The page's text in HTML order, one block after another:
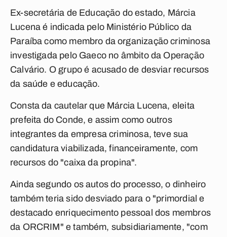
Ex-secretária de Educação do estado, Márcia
Lucena é indicada pelo Ministério Público da
Paraíba como membro da organização criminosa
investigada pelo Gaeco no âmbito da Operação
Calvário. O grupo é acusado de desviar recursos
da saúde e educação.
Consta da cautelar que Márcia Lucena, eleita
prefeita do Conde, e assim como outros
integrantes da empresa criminosa, teve sua
candidatura viabilizada, financeiramente, com
recursos do "caixa da propina".
Ainda segundo os autos do processo, o dinheiro
também teria sido desviado para o "primordial e
destacado enriquecimento pessoal dos membros
da ORCRIM" e também, subsidiariamente, "com